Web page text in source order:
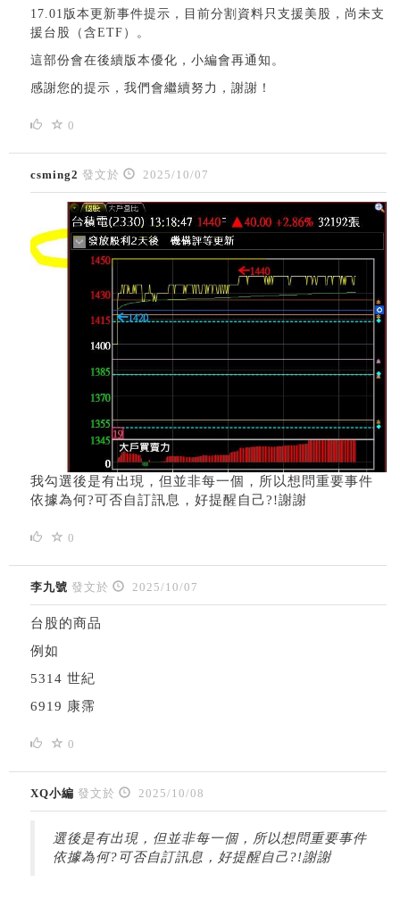
17.01版本更新事件提示，目前分割資料只支援美股，尚未支
援台股（含ETF）。
這部份會在後續版本優化，小編會再通知。
感謝您的提示，我們會繼續努力，謝謝！
0
csming2 發文於 2025/10/07
我勾選後是有出現，但並非每一個，所以想問重要事件
依據為何?可否自訂訊息，好提醒自己?!謝謝
0
李九號 發文於 2025/10/07
台股的商品
例如
5314 世紀
6919 康霈
0
XQ小編 發文於 2025/10/08
選後是有出現，但並非每一個，所以想問重要事件
依據為何?可否自訂訊息，好提醒自己?!謝謝